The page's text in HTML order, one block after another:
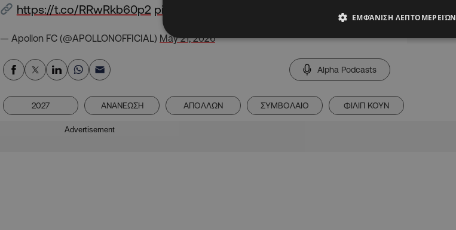
https://t.co/RRwRkb60p2 pic.twitter.com/t9U0QSS6dY
— Apollon FC (@APOLLONOFFICIAL) May 21, 2026
Alpha Podcasts
2027 ΑΝΑΝΕΩΣΗ ΑΠΟΛΛΩΝ ΣΥΜΒΟΛΑΙΟ ΦΙΛΙΠ ΚΟΥΝ
Advertisement
ΕΜΦΆΝΙΣΗ ΛΕΠΤΟΜΕΡΕΙΏΝ